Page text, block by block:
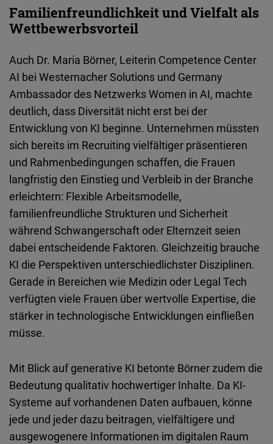
Familienfreundlichkeit und Vielfalt als
Wettbewerbsvorteil
Auch Dr. Maria Börner, Leiterin Competence Center
AI bei Westernacher Solutions und Germany
Ambassador des Netzwerks Women in AI, machte
deutlich, dass Diversität nicht erst bei der
Entwicklung von KI beginne. Unternehmen müssten
sich bereits im Recruiting vielfältiger präsentieren
und Rahmenbedingungen schaffen, die Frauen
langfristig den Einstieg und Verbleib in der Branche
erleichtern: Flexible Arbeitsmodelle,
familienfreundliche Strukturen und Sicherheit
während Schwangerschaft oder Elternzeit seien
dabei entscheidende Faktoren. Gleichzeitig brauche
KI die Perspektiven unterschiedlichster Disziplinen.
Gerade in Bereichen wie Medizin oder Legal Tech
verfügten viele Frauen über wertvolle Expertise, die
stärker in technologische Entwicklungen einfließen
müsse.
Mit Blick auf generative KI betonte Börner zudem die
Bedeutung qualitativ hochwertiger Inhalte. Da KI-
Systeme auf vorhandenen Daten aufbauen, könne
jede und jeder dazu beitragen, vielfältigere und
ausgewogenere Informationen im digitalen Raum